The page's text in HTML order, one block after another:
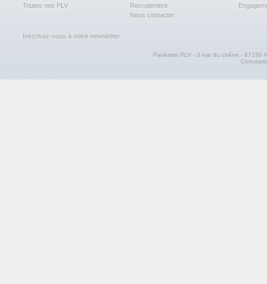
Toutes nos PLV
Recrutement
Nous contacter
Inscrivez-vous à notre newsletter
Pankarte PLV - 3 rue du chêne - 67150